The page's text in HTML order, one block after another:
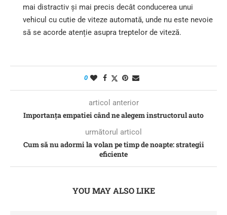
mai distractiv și mai precis decât conducerea unui
vehicul cu cutie de viteze automată, unde nu este nevoie
să se acorde atenție asupra treptelor de viteză.
0
articol anterior
Importanța empatiei când ne alegem instructorul auto
următorul articol
Cum să nu adormi la volan pe timp de noapte: strategii
eficiente
YOU MAY ALSO LIKE